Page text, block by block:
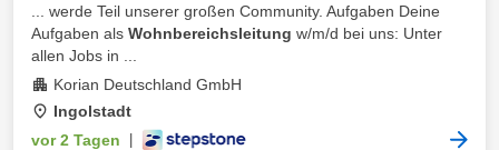
... werde Teil unserer großen Community. Aufgaben Deine
Aufgaben als Wohnbereichsleitung w/m/d bei uns: Unter
allen Jobs in ...
Korian Deutschland GmbH
Ingolstadt
vor 2 Tagen